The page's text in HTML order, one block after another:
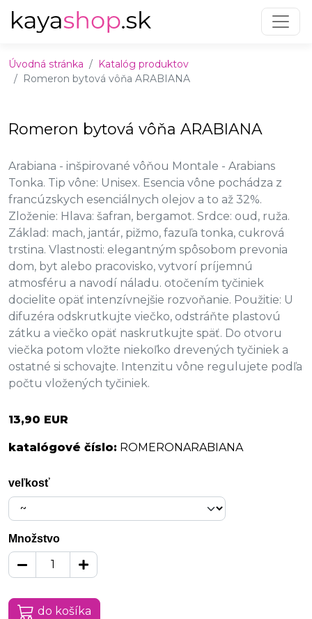
Úvodná stránka
Katalóg produktov
Romeron bytová vôňa ARABIANA
Romeron bytová vôňa ARABIANA
Arabiana - inšpirované vôňou Montale - Arabians
Tonka. Tip vône: Unisex. Esencia vône pochádza z
francúzskych esenciálnych olejov a to až 32%.
Zloženie: Hlava: šafran, bergamot. Srdce: oud, ruža.
Základ: mach, jantár, pižmo, fazuľa tonka, cukrová
trstina. Vlastnosti: elegantným spôsobom prevonia
dom, byt alebo pracovisko, vytvorí príjemnú
atmosféru a navodí náladu. otočením tyčiniek
docielite opäť intenzívnejšie rozvoňanie. Použitie: U
difuzéra odskrutkujte viečko, odstráňte plastovú
zátku a viečko opäť naskrutkujte späť. Do otvoru
viečka potom vložte niekoľko drevených tyčiniek a
ostatné si schovajte. Intenzitu vône regulujete podľa
počtu vložených tyčiniek.
13,90 EUR
katalógové číslo: ROMERONARABIANA
veľkosť
Množstvo
do košíka